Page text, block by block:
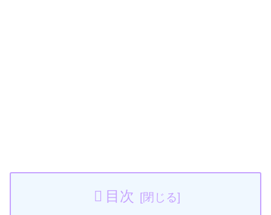
目次